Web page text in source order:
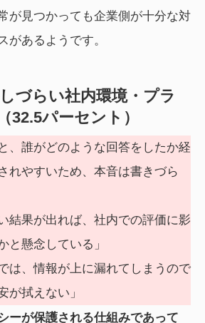
が見つかっても企業側が十分な対
があるようです。
づらい社内環境・プラ
32.5パーセント）
、誰がどのような回答をしたか経
れやすいため、本音は書きづら
結果が出れば、社内での評価に影
と懸念している」
は、情報が上に漏れてしまうので
が拭えない」
ーが保護される仕組みであって